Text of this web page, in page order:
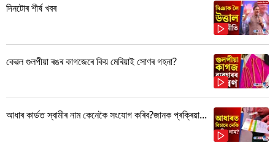
দিনটোৰ শীৰ্ষ খবৰ
কেৱল গুলপীয়া ৰঙৰ কাগজেৰে কিয় মেৰিয়াই সোণৰ গহনা?
আধাৰ কাৰ্ডত স্বামীৰ নাম কেনেকৈ সংযোগ কৰিব?জানক প্ৰক্ৰিয়া...